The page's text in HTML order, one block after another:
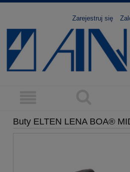
Zarejestruj się
Buty ELTEN LENA BOA®